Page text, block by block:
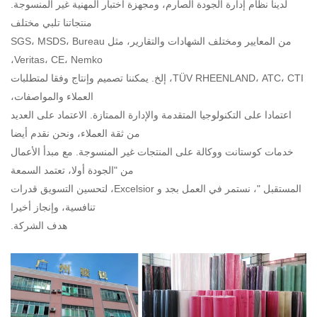
لدينا نظام إدارة الجودة الصارم، ومجهزة اختبار المهنية غير المنسوجة.
منتجاتنا تلبي مختلف
من المعايير ومختلف الشهادات والتقارير، مثل SGS، MSDS، Bureau
Veritas، CE، Nemko،
TÜV RHEENLAND، ATC، CTI، إلخ. يمكننا تصميم وإنتاج وفقا لمتطلبات
العملاء والمواصفات،
اعتمادا على التكنولوجيا المتقدمة والإدارة الممتازة. الاعتماد على العديد
من ثقة العملاء، ونحن نقدم أيضا
خدمات كوستانت ووكالة على المنتجات غير المنسوجة. مع مبدأ الأعمال
من "الجودة أولا، تعتمد السمعة
المستقبل "، نستمر في العمل بجد و Excelsior، لتحسين التسويق قدرات
تنافسية، وإنجاز أخيرا
هدف الشركة.